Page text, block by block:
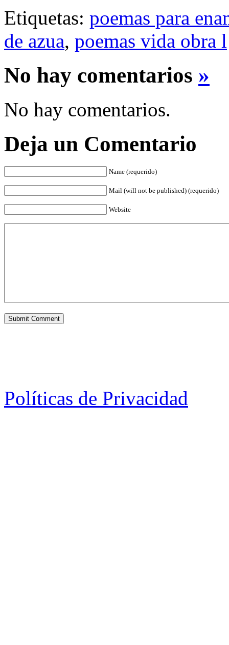
Etiquetas: poemas para
de azua, poemas vida obra l
No hay comentarios »
No hay comentarios.
Deja un Comentario
Name (requerido)
Mail (will not be published) (requerido)
Website
Políticas de Privacidad